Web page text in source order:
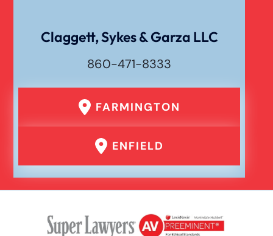
Claggett, Sykes & Garza LLC
860-471-8333
FARMINGTON
ENFIELD